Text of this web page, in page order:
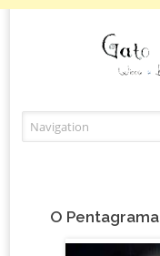
O Pentagrama